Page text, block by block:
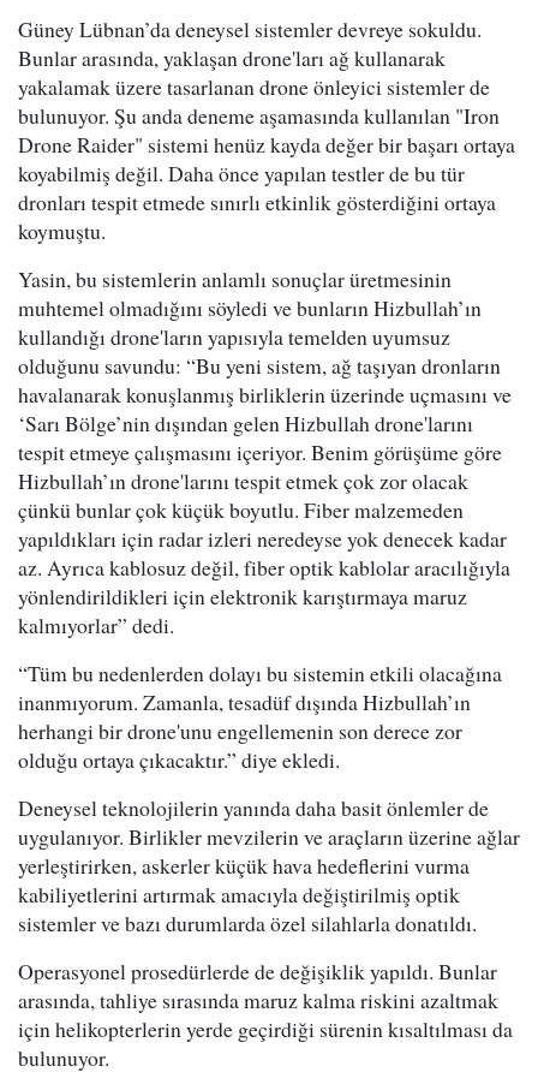
Güney Lübnan’da deneysel sistemler devreye sokuldu.
Bunlar arasında, yaklaşan drone'ları ağ kullanarak
yakalamak üzere tasarlanan drone önleyici sistemler de
bulunuyor. Şu anda deneme aşamasında kullanılan "Iron
Drone Raider" sistemi henüz kayda değer bir başarı ortaya
koyabilmiş değil. Daha önce yapılan testler de bu tür
dronları tespit etmede sınırlı etkinlik gösterdiğini ortaya
koymuştu.
Yasin, bu sistemlerin anlamlı sonuçlar üretmesinin
muhtemel olmadığını söyledi ve bunların Hizbullah’ın
kullandığı drone'ların yapısıyla temelden uyumsuz
olduğunu savundu: “Bu yeni sistem, ağ taşıyan dronların
havalanarak konuşlanmış birliklerin üzerinde uçmasını ve
‘Sarı Bölge’nin dışından gelen Hizbullah drone'larını
tespit etmeye çalışmasını içeriyor. Benim görüşüme göre
Hizbullah’ın drone'larını tespit etmek çok zor olacak
çünkü bunlar çok küçük boyutlu. Fiber malzemeden
yapıldıkları için radar izleri neredeyse yok denecek kadar
az. Ayrıca kablosuz değil, fiber optik kablolar aracılığıyla
yönlendirildikleri için elektronik karıştırmaya maruz
kalmıyorlar” dedi.
“Tüm bu nedenlerden dolayı bu sistemin etkili olacağına
inanmıyorum. Zamanla, tesadüf dışında Hizbullah’ın
herhangi bir drone'unu engellemenin son derece zor
olduğu ortaya çıkacaktır.” diye ekledi.
Deneysel teknolojilerin yanında daha basit önlemler de
uygulanıyor. Birlikler mevzilerin ve araçların üzerine ağlar
yerleştirirken, askerler küçük hava hedeflerini vurma
kabiliyetlerini artırmak amacıyla değiştirilmiş optik
sistemler ve bazı durumlarda özel silahlarla donatıldı.
Operasyonel prosedürlerde de değişiklik yapıldı. Bunlar
arasında, tahliye sırasında maruz kalma riskini azaltmak
için helikopterlerin yerde geçirdiği sürenin kısaltılması da
bulunuyor.